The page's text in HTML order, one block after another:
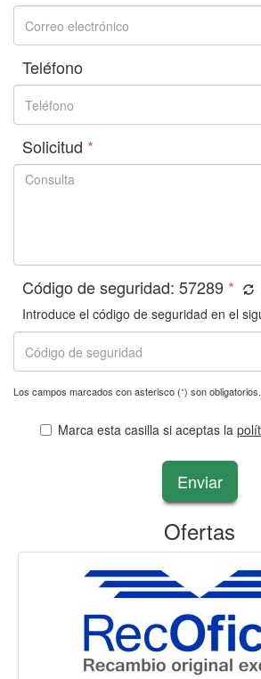
Teléfono
Solicitud *
Código de seguridad: 57289 *
Introduce el código de seguridad en el
Los campos marcados con asterisco (*) son obligatorios.
Marca esta casilla si aceptas la
Enviar
Ofertas